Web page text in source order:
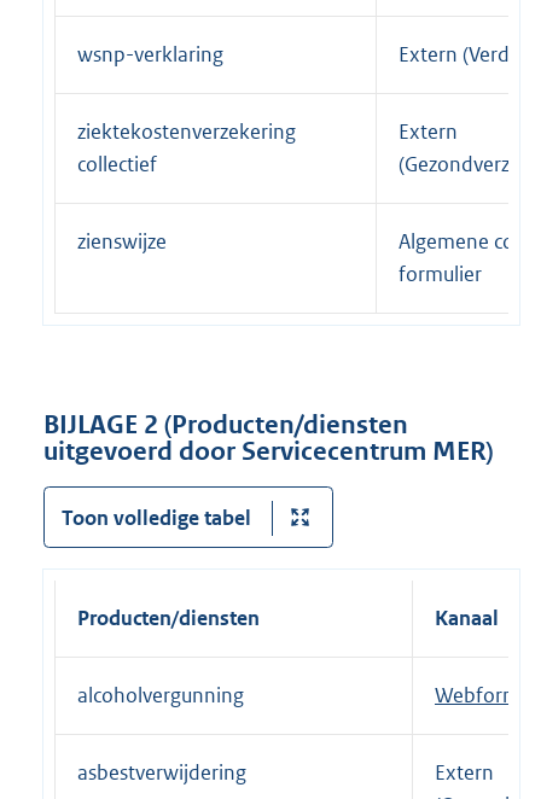
l
i
wsnp-verklaring Extern (Verder)
ziektekostenverzekering
collectief
Extern
zienswijze
Algemene
formulier
BIJLAGE 2 (Producten/diensten
uitgevoerd door Servicecentrum MER)
Toon volledige tabel
Producten/diensten Kanaal
alcoholvergunning
E
x
t
e
asbestverwijdering
Extern